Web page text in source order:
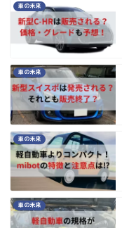
車の未来
車の未来
車の未来
車の未来